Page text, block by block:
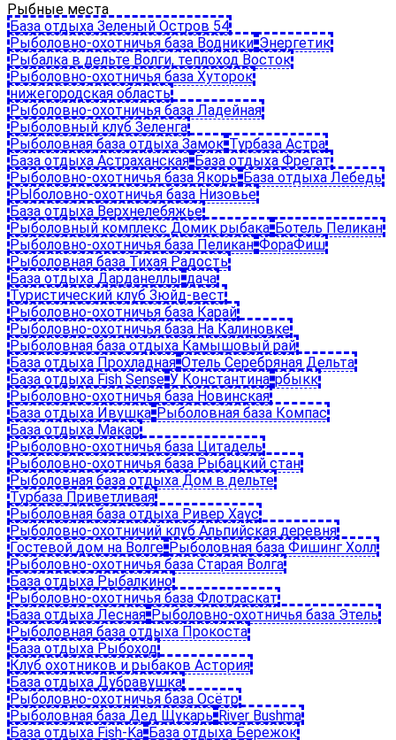
Рыбные места
База отдыха Зеленый Остров 54
Рыболовно-охотничья база Водники Энергетик
Рыбалка в дельте Волги, теплоход Восток
Рыболовно-охотничья база Хуторок
нижегородская область
Рыболовно-охотничья база Ладейная
Рыболовный клуб Зеленга
Рыболовная база отдыха Замок Турбаза Астра
База отдыха Астраханская База отдыха Фрегат
Рыболовно-охотничья база Якорь База отдыха Лебедь
РЫболовно-охотничья база Низовье
База отдыха Верхнелебяжье
Рыболовный комплекс Домик рыбака Ботель Пеликан
Рыболовно-охотничья база Пеликан ФораФиш
Рыболовная база Тихая Радость
База отдыха Дарданеллы дача
Туристический клуб Зюйд-вест
Рыболовно-охотничья база Карай
Рыболовно-охотничья база На Калиновке
Рыболовная база отдыха Камышовый рай
База отдыха Прохладная Отель Серебряная Дельта
База отдыха Fish Sense У Константина рбыкк
Рыболовно-охотничья база Новинская
База отдыха Ивушка Рыболовная база Компас
База отдыха Макар
Рыболовно-охотничья база Цитадель
Рыболовно-охотничья база Рыбацкий стан
Рыболовная база отдыха Дом в дельте
Турбаза Приветливая
Рыболовная база отдыха Ривер Хаус
Рыболовно-охотничий клуб Альпийская деревня
Гостевой дом на Волге Рыболовная база Фишинг Холл
Рыболовно-охотничья база Старая Волга
База отдыха Рыбалкино
Рыболовно-охотничья база Флотраскат
База отдыха Лесная Рыболовно-охотничья база Этель
Рыболовная база отдыха Прокоста
База отдыха Рыбоход
Клуб охотников и рыбаков Астория
База отдыха Дубравушка
Рыболовно-охотничья база Осётр
Рыболовная база Дед Щукарь River Bushma
База отдыха Fish-Ka База отдыха Бережок